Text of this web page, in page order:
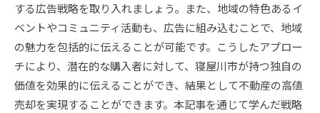
する広告戦略を取り入れましょう。また、地域の特色あるイ
ベントやコミュニティ活動も、広告に組み込むことで、地域
の魅力を包括的に伝えることが可能です。こうしたアプロー
チにより、潜在的な購入者に対して、寝屋川市が持つ独自の
価値を効果的に伝えることができ、結果として不動産の高値
売却を実現することができます。本記事を通じて学んだ戦略